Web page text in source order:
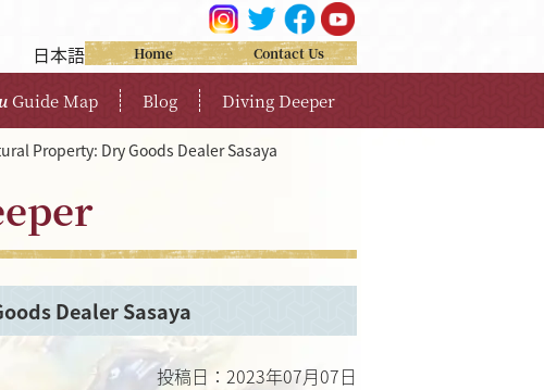
日本語 Home Contact Us
Guide Map Blog Diving Deeper
Property: Dry Goods Dealer Sasaya
Dealer Sasaya
投稿日：2023年07月07日